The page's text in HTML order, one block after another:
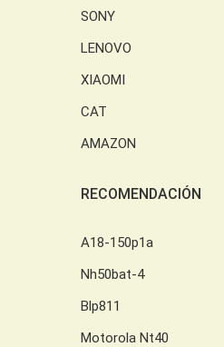
SONY
LENOVO
XIAOMI
CAT
AMAZON
RECOMENDACIÓN
A18-150p1a
Nh50bat-4
Blp811
Motorola Nt40